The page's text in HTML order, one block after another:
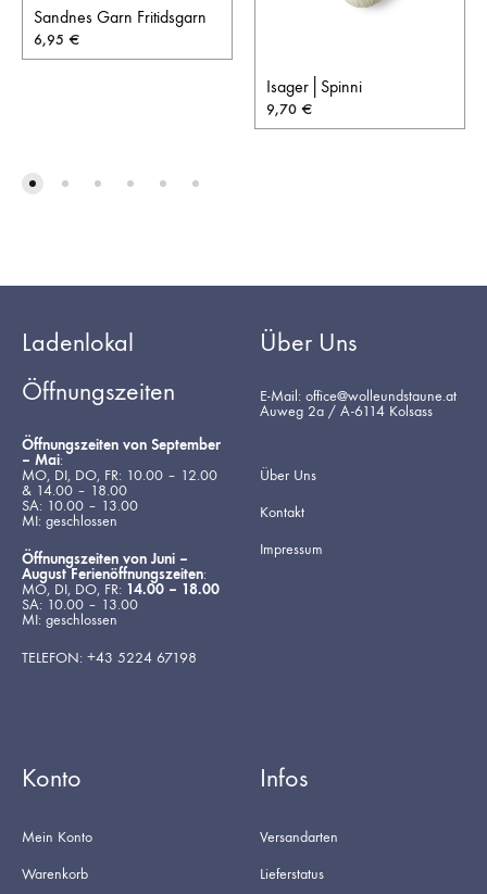
Sandnes Garn Fritidsgarn
6,95 €
Isager│Spinni
9,70 €
Ladenlokal
Öffnungszeiten
Öffnungszeiten von September
– Mai:
MO, DI, DO, FR: 10.00 – 12.00
& 14.00 – 18.00
SA: 10.00 – 13.00
MI: geschlossen
Öffnungszeiten von Juni –
August Ferienöffnungszeiten:
MO, DI, DO, FR: 14.00 – 18.00
SA: 10.00 – 13.00
MI: geschlossen
TELEFON: +43 5224 67198
Über Uns
E-Mail: office@wolleundstaune.at
Auweg 2a / A-6114 Kolsass
Über Uns
Kontakt
Impressum
Konto
Mein Konto
Warenkorb
Infos
Versandarten
Lieferstatus